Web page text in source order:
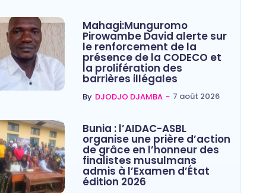
Mahagi:Munguromo
Pirowambe David alerte sur
le renforcement de la
présence de la CODECO et
la prolifération des
barrières illégales
By DJODJO DJAMBA ~ 7 août 2026
Bunia : l’AIDAC-ASBL
organise une prière d’action
de grâce en l’honneur des
finalistes musulmans
admis à l’Examen d’État
édition 2026